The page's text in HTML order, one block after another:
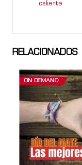
caliente
RELACIONADOS
ON DEMAND